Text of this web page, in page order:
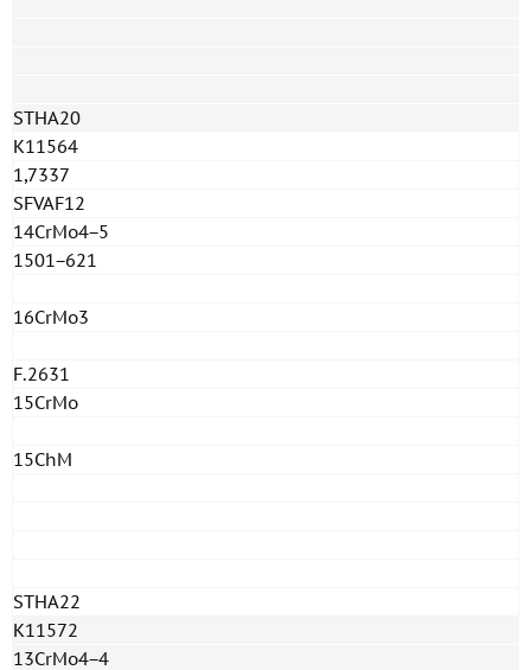
STHA20
K11564
1,7337
SFVAF12
14CrMo4−5
1501−621
16CrMo3
F.2631
15CrMo
15ChM
STHA22
K11572
13CrMo4−4